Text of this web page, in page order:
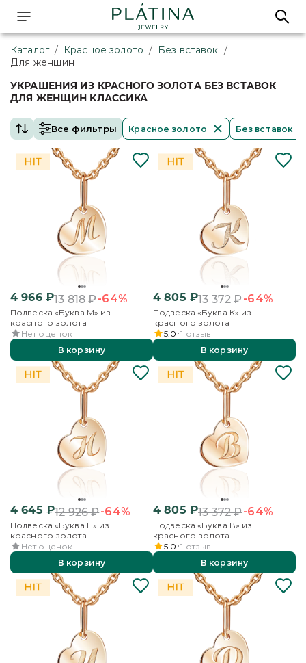
Каталог / Красное золото / Без вставок /
Для женщин
УКРАШЕНИЯ ИЗ КРАСНОГО ЗОЛОТА БЕЗ ВСТАВОК
ДЛЯ ЖЕНЩИН КЛАССИКА
Все фильтры Красное золото Без вставок
4 966₽13 818₽-64%
Подвеска «Буква М» из
красного золота
Нет оценок
В корзину
4 805 ₽13 372₽-64%
Подвеска «Буква К» из
красного золота
5.0 1 отзыв
В корзину
4 645 ₽12 926₽-64%
Подвеска «Буква Н» из
красного золота
Нет оценок
В корзину
4 805 ₽13 372₽-64%
Подвеска «Буква В» из
красного золота
5.0 1 отзыв
В корзину